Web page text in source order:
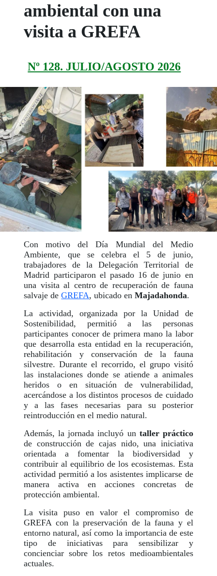
ambiental con una
visita a GREFA
Nº 128. JULIO/AGOSTO 2026
Con motivo del Día Mundial del Medio
Ambiente, que se celebra el 5 de junio,
trabajadores de la Delegación Territorial de
Madrid participaron el pasado 16 de junio en
una visita al centro de recuperación de fauna
salvaje deGREFA, ubicado enMajadahonda.
La actividad, organizada por la Unidad de
Sostenibilidad, permitió a las personas
participantes conocer de primera mano la labor
que desarrolla esta entidad en la recuperación,
rehabilitación y conservación de la fauna
silvestre. Durante el recorrido, el grupo visitó
las instalaciones donde se atiende a animales
heridos o en situación de vulnerabilidad,
acercándose a los distintos procesos de cuidado
y a las fases necesarias para su posterior
reintroducción en el medio natural.
Además, la jornada incluyó un taller práctico
de construcción de cajas nido, una iniciativa
orientada a fomentar la biodiversidad y
contribuir al equilibrio de los ecosistemas. Esta
actividad permitió a los asistentes implicarse de
manera activa en acciones concretas de
protección ambiental.
La visita puso en valor el compromiso de
GREFA con la preservación de la fauna y el
entorno natural, así como la importancia de este
tipo de iniciativas para sensibilizar y
concienciar sobre los retos medioambientales
actuales.